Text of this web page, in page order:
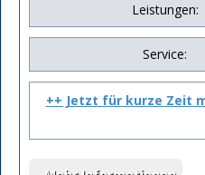
Leistungen:
Service:
++ Jetzt für kurze Zeit